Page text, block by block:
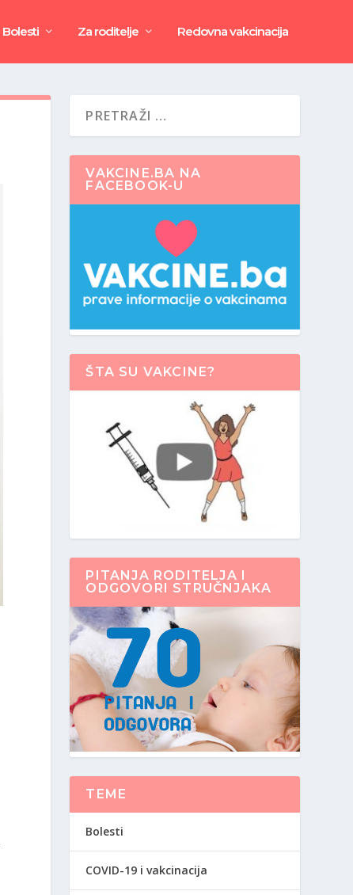
Bolesti Za roditelje Redovna vakcinacija
VAKCINE.BA NA
FACEBOOK-U
ŠTA SU VAKCINE?
PITANJA RODITELJA I
ODGOVORI STRUČNJAKA
TEME
Bolesti
COVID-19 i vakcinacija